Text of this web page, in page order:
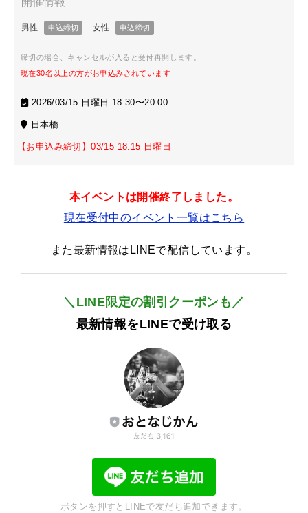
締切の場合、キャンセルが入ると受付再開します。
現在30名以上の方がお申込みされています
2026/03/15 日曜日 18:30〜20:00
日本橋
【お申込み締切】03/15 18:15 日曜日
本イベントは開催終了しました。
現在受付中のイベント一覧はこちら
また最新情報はLINEで配信しています。
＼LINE限定の割引クーポンも／
最新情報をLINEで受け取る
ボタンを押すとLINEで友だち追加できます。